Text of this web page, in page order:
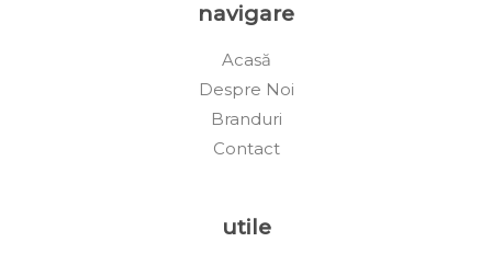
navigare
Acasă
Despre Noi
Branduri
Contact
utile